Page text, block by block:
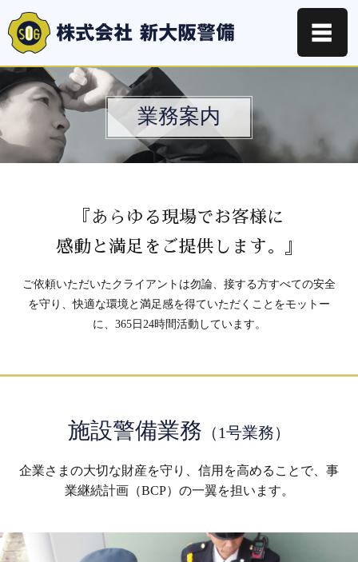
☰
業務案内
『あらゆる現場でお客様に
感動と満足をご提供します。』
ご依頼いただいたクライアントは勿論、接する方すべての安全
を守り、快適な環境と満足感を得ていただくことをモットー
に、 365日24時間活動しています。
施設警備業務 （1号業務）
企業さまの大切な財産を守り、信用を高めることで、 事
業継続計画（BCP）の一翼を担います。